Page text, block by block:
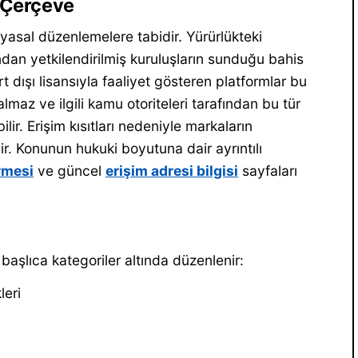
düzenlemelere tabidir. Yürürlükteki
yetkilendirilmiş kuruluşların sunduğu bahis
dışı lisansıyla faaliyet gösteren platformlar bu
ve ilgili kamu otoriteleri tarafından bu tür
Erişim kısıtları nedeniyle markaların
Konunun hukuki boyutuna dair ayrıntılı
ve güncelerişim adresi bilgisi sayfaları
kategoriler altında düzenlenir: